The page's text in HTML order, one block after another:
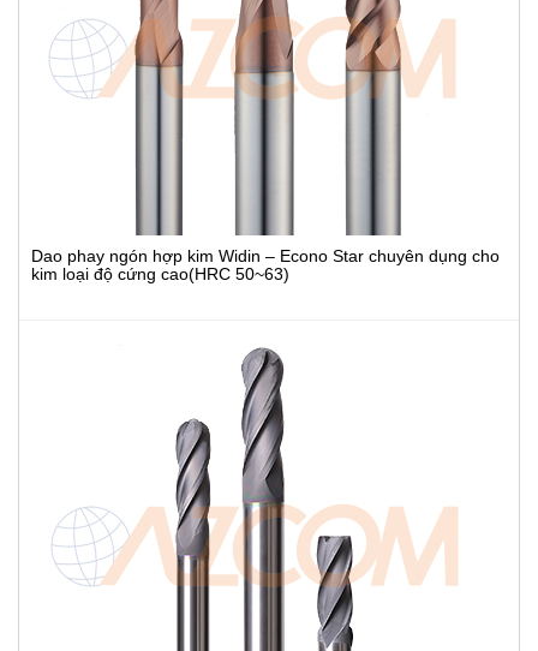
Dao phay ngón hợp kim Widin – Econo Star chuyên dụng cho
kim loại độ cứng cao(HRC 50~63)